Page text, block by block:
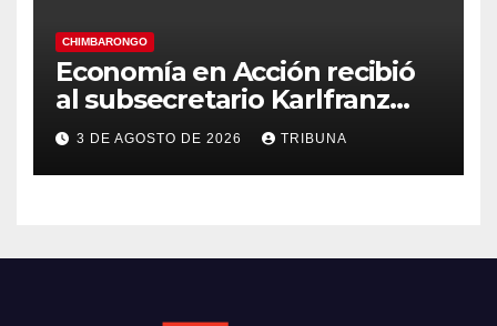
CHIMBARONGO
Economía en Acción recibió
al subsecretario Karlfranz
Koehler en Chimbarongo
3 DE AGOSTO DE 2026 TRIBUNA